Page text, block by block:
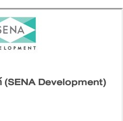
(SENA Development)